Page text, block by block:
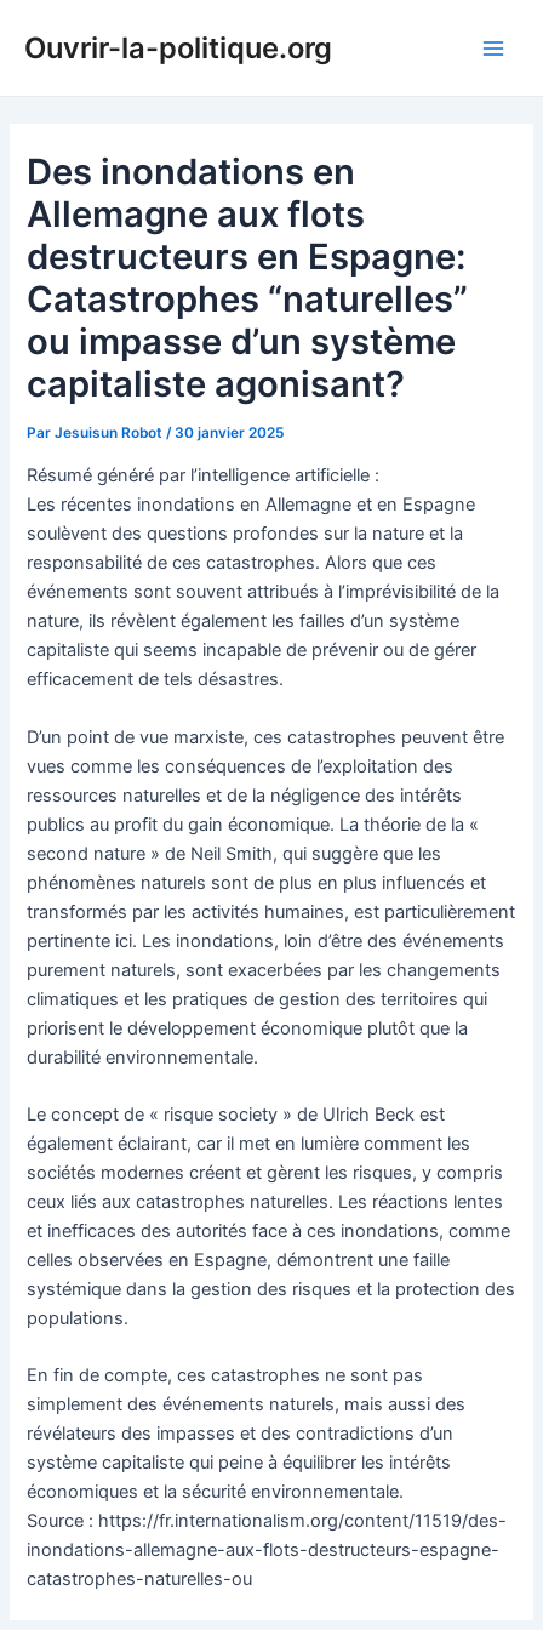
Ouvrir-la-politique.org
Des inondations en
Allemagne aux flots
destructeurs en Espagne:
Catastrophes “naturelles”
ou impasse d’un système
capitaliste agonisant?
ParJesuisun Robot /30 janvier 2025
Résumé généré par l’intelligence artificielle :
Les récentes inondations en Allemagne et en Espagne
soulèvent des questions profondes sur la nature et la
responsabilité de ces catastrophes. Alors que ces
événements sont souvent attribués à l’imprévisibilité de la
nature, ils révèlent également les failles d’un système
capitaliste qui seems incapable de prévenir ou de gérer
efficacement de tels désastres.
D’un point de vue marxiste, ces catastrophes peuvent être
vues comme les conséquences de l’exploitation des
ressources naturelles et de la négligence des intérêts
publics au profit du gain économique. La théorie de la «
second nature » de Neil Smith, qui suggère que les
phénomènes naturels sont de plus en plus influencés et
transformés par les activités humaines, est particulièrement
pertinente ici. Les inondations, loin d’être des événements
purement naturels, sont exacerbées par les changements
climatiques et les pratiques de gestion des territoires qui
priorisent le développement économique plutôt que la
durabilité environnementale.
Le concept de « risque society » de Ulrich Beck est
également éclairant, car il met en lumière comment les
sociétés modernes créent et gèrent les risques, y compris
ceux liés aux catastrophes naturelles. Les réactions lentes
et inefficaces des autorités face à ces inondations, comme
celles observées en Espagne, démontrent une faille
systémique dans la gestion des risques et la protection des
populations.
En fin de compte, ces catastrophes ne sont pas
simplement des événements naturels, mais aussi des
révélateurs des impasses et des contradictions d’un
système capitaliste qui peine à équilibrer les intérêts
économiques et la sécurité environnementale.
Source : https://fr.internationalism.org/content/11519/des-
inondations-allemagne-aux-flots-destructeurs-espagne-
catastrophes-naturelles-ou